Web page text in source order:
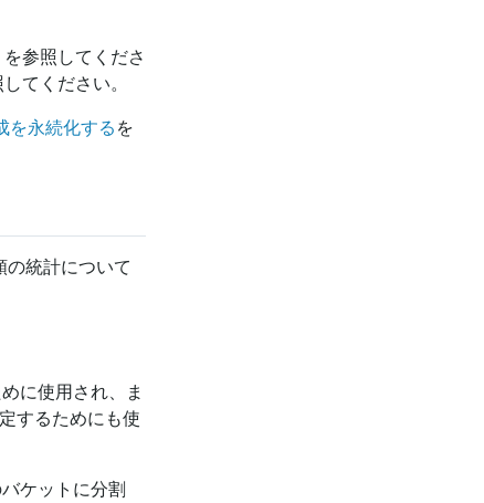
参照してくださ
てください。
を永続化する を
統計について
に使用され、ま
するためにも使
ケットに分割